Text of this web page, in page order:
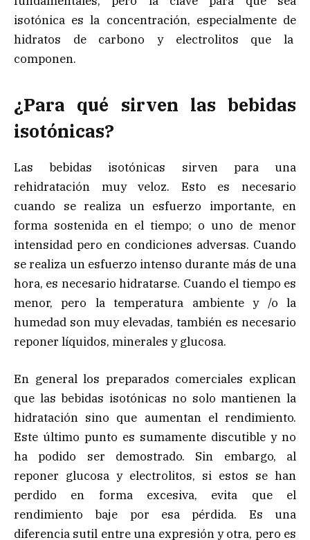
isotónica es la concentración, especialmente de
hidratos de carbono y electrolitos que la
componen.
¿Para qué sirven las bebidas
isotónicas?
Las bebidas isotónicas sirven para una
rehidratación muy veloz. Esto es necesario
cuando se realiza un esfuerzo importante, en
forma sostenida en el tiempo; o uno de menor
intensidad pero en condiciones adversas. Cuando
se realiza un esfuerzo intenso durante más de una
hora, es necesario hidratarse. Cuando el tiempo es
menor, pero la temperatura ambiente y /o la
humedad son muy elevadas, también es necesario
reponer líquidos, minerales y glucosa.
En general los preparados comerciales explican
que las bebidas isotónicas no solo mantienen la
hidratación sino que aumentan el rendimiento.
Este último punto es sumamente discutible y no
ha podido ser demostrado. Sin embargo, al
reponer glucosa y electrolitos, si estos se han
perdido en forma excesiva, evita que el
rendimiento baje por esa pérdida. Es una
diferencia sutil entre una expresión y otra, pero es